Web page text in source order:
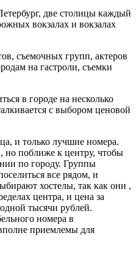
две столицы каждый
вокзалах и вокзалах
съемочных групп, актеров
на гастроли, съемки
в городе на несколько
с выбором ценовой
и только лучшие номера.
но поближе к центру, чтобы
по городу. Группы
все рядом, и
хостелы, так как они ,
центра, и цена за
тысячи рублей.
номера в
приемлемы для